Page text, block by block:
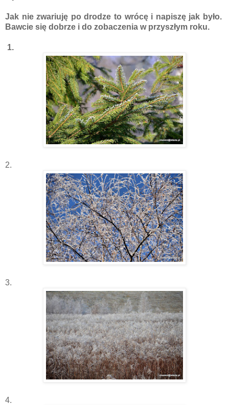
Jak nie zwariuję po drodze to wrócę i napiszę jak było.
Bawcie się dobrze i do zobaczenia w przyszłym roku.
1.
2.
3.
4.